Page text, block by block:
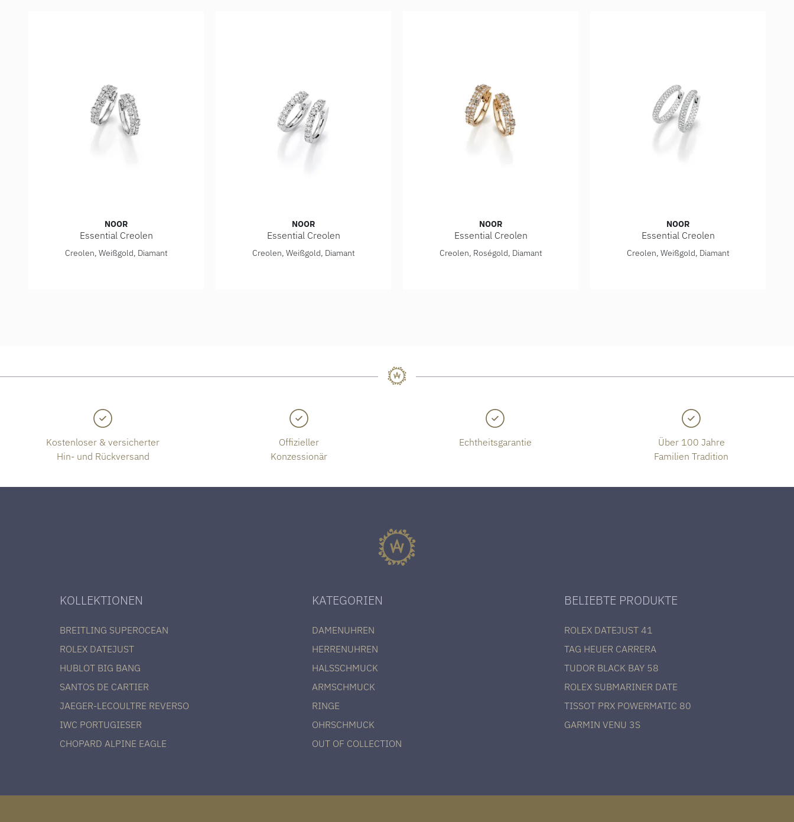
NOOR
Essential Creolen
Noor Essential Creolen, Ref: 15370-000-W7
Creolen, Weißgold, Diamant
NOOR
Essential Creolen
Noor Essential Creolen, Ref: 14655-000-W7
Creolen, Weißgold, Diamant
NOOR
Essential Creolen
Noor Essential Creolen, Ref: 15370-010-R7
Creolen, Roségold, Diamant
NOOR
Essential Creolen
Noor Essential Creolen, Ref: 15002-000-W7
Creolen, Weißgold, Diamant
Kostenloser & versicherter
Hin- und Rückversand
Offizieller
Konzessionär
Echtheitsgarantie
Über 100 Jahre
Familien Tradition
KOLLEKTIONEN
BREITLING SUPEROCEAN
ROLEX DATEJUST
HUBLOT BIG BANG
SANTOS DE CARTIER
JAEGER-LECOULTRE REVERSO
IWC PORTUGIESER
CHOPARD ALPINE EAGLE
KATEGORIEN
DAMENUHREN
HERRENUHREN
HALSSCHMUCK
ARMSCHMUCK
RINGE
OHRSCHMUCK
OUT OF COLLECTION
BELIEBTE PRODUKTE
ROLEX DATEJUST 41
TAG HEUER CARRERA
TUDOR BLACK BAY 58
ROLEX SUBMARINER DATE
TISSOT PRX POWERMATIC 80
GARMIN VENU 3S